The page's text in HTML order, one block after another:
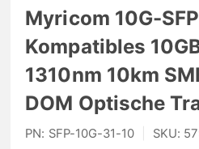
Myricom 10G-
Kompatibles
1310nm 10km
DOM Optische
PN: SFP-10G-31-10 SKU: